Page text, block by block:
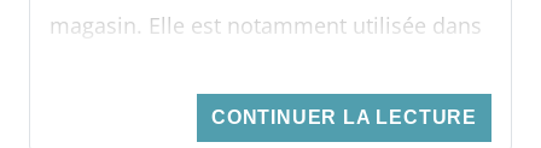
magasin. Elle est notamment utilisée dans
CONTINUER LA LECTURE